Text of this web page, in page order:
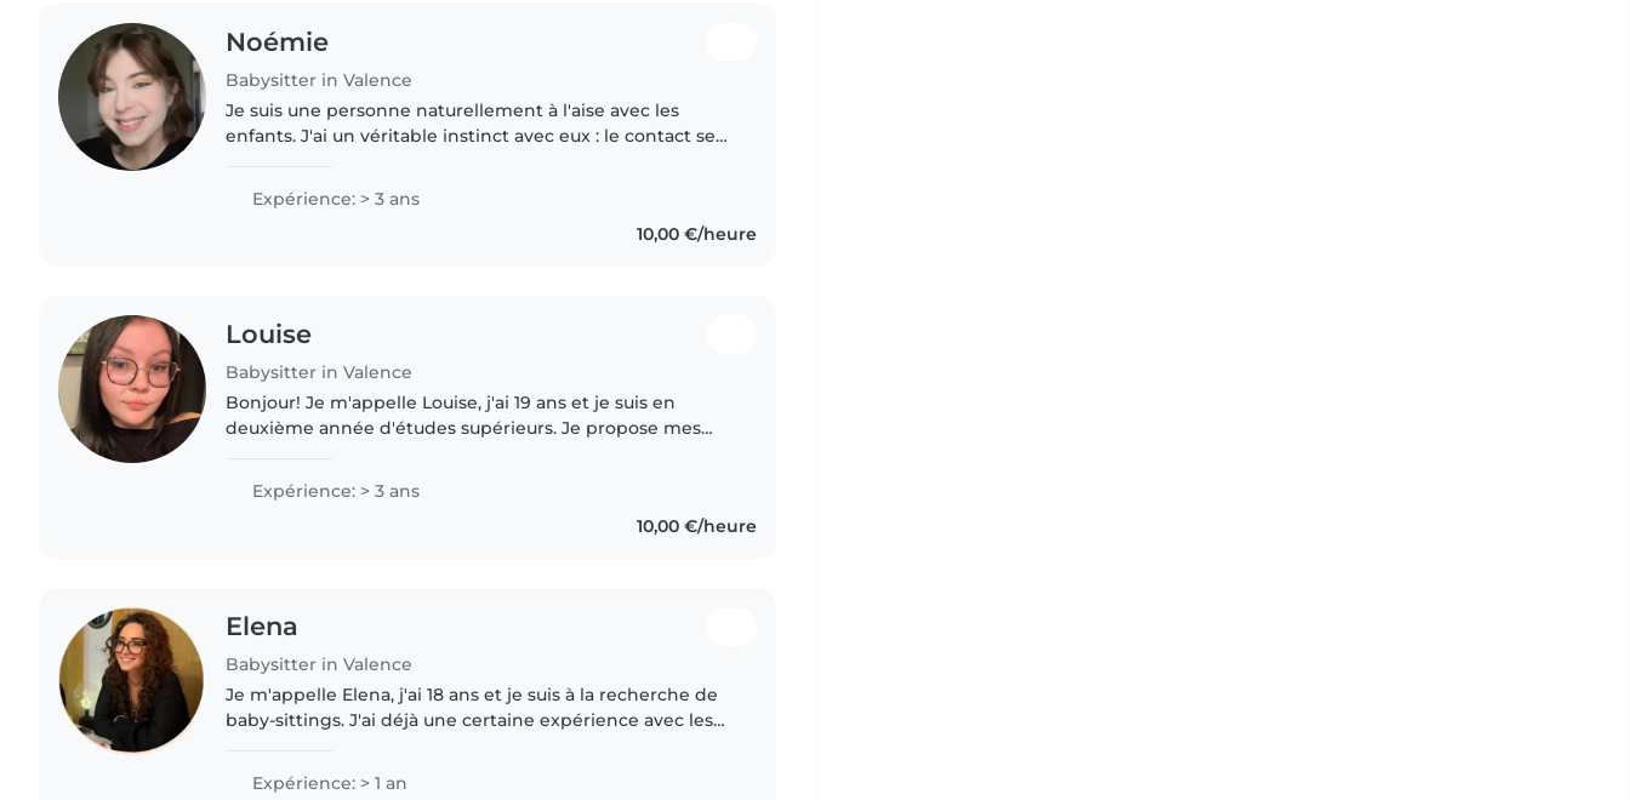
Noémie
Babysitter in Valence
Je suis une personne naturellement à l'aise avec les
enfants. J'ai un véritable instinct avec eux : le contact se
j'adore passer..
Expérience: > 3 ans
10,00 €/heure
Louise
Babysitter in Valence
Bonjour! Je m'appelle Louise, j'ai 19 ans et je suis en
deuxième année d'études supérieurs. Je propose mes
d'expérience,..
Expérience: > 3 ans
10,00 €/heure
Elena
Babysitter in Valence
Je m'appelle Elena, j'ai 18 ans et je suis à la recherche de
baby-sittings. J'ai déjà une certaine expérience avec les
Expérience: > 1 an